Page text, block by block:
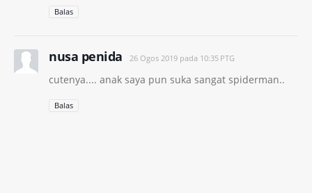
Balas
nusa penida 26 Ogos 2019 pada 10:35 PTG
cutenya.... anak saya pun suka sangat spiderman..
Balas